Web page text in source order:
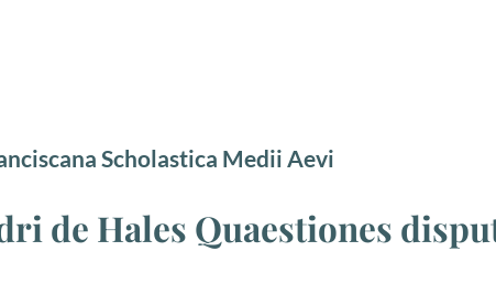
Scholastica Medii Aevi
de Hales Quaestiones